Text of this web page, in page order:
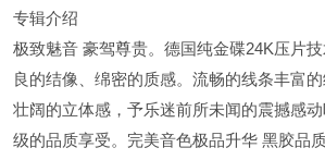
专辑介绍
极致魅音 豪驾尊贵。德国纯金碟24K压片
良的结像、绵密的质感。流畅的线条丰富
壮阔的立体感，予乐迷前所未闻的震撼感
级的品质享受。完美音色极品升华 黑胶品